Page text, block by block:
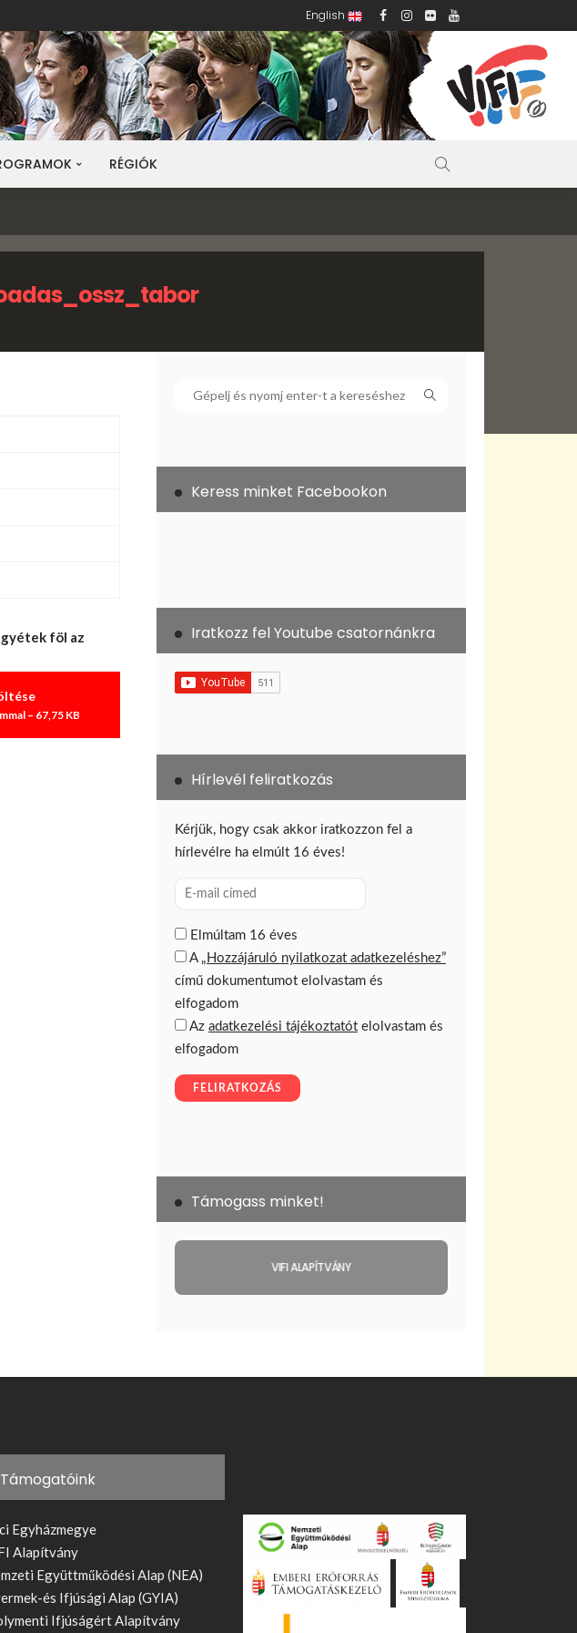
English
RÉGIÓK
föl az
– 67,75 KB
Keress minket Facebookon
Iratkozz fel Youtube csatornánkra
Hírlevél feliratkozás
Támogass minket!
VIFI ALAPÍTVÁNY
Támogatóink
Egyházmegye
Alapítvány
Együttműködési Alap (NEA)
és Ifjúsági Alap (GYIA)
Ifjúságért Alapítvány